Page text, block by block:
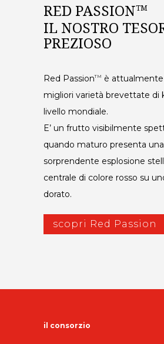
RED PASSIONTM
IL NOSTRO
PREZIOSO
Red PassionTM
è
migliori varietà brevettate di
livello mondiale.
E’ un frutto visibilmente
quando maturo presenta una
sorprendente esplosione
centrale di colore rosso su
dorato.
scopri Red Passion
il consorzio